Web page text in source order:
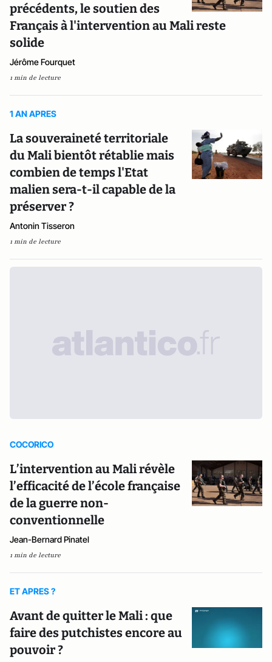
précédents, le soutien des
Français à l'intervention au Mali reste
solide
Jérôme Fourquet
1 min de lecture
1 AN APRES
La souveraineté territoriale
du Mali bientôt rétablie mais
combien de temps l'Etat
malien sera-t-il capable de la
préserver ?
Antonin Tisseron
1 min de lecture
COCORICO
L’intervention au Mali révèle
l’efficacité de l’école française
de la guerre non-
conventionnelle
Jean-Bernard Pinatel
1 min de lecture
ET APRES ?
Avant de quitter le Mali : que
faire des putchistes encore au
pouvoir ?